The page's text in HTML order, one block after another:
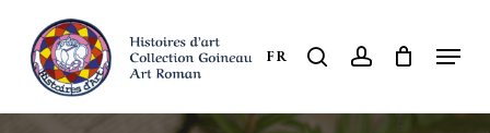
main
content
FR search account Menu
Close